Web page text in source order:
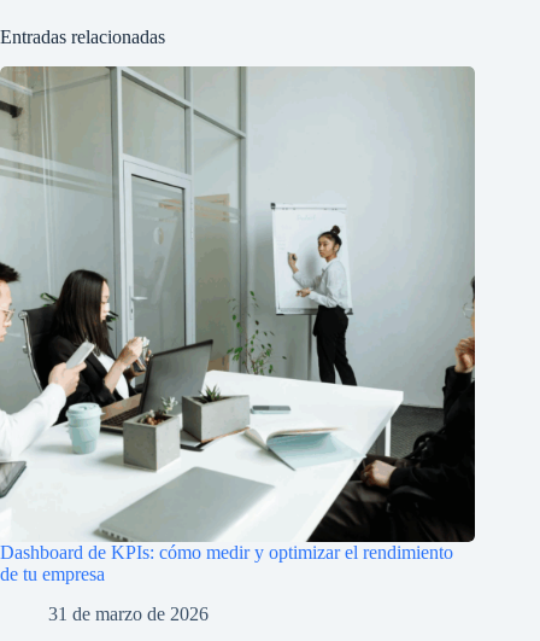
Entradas relacionadas
Dashboard de KPIs: cómo medir y optimizar el rendimiento
de tu empresa
31 de marzo de 2026